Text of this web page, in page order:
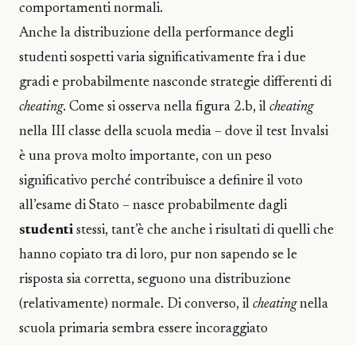
comportamenti normali.
Anche la distribuzione della performance degli
studenti sospetti varia significativamente fra i due
gradi e probabilmente nasconde strategie differenti di
cheating. Come si osserva nella figura 2.b, il cheating
nella III classe della scuola media – dove il test Invalsi
è una prova molto importante, con un peso
significativo perché contribuisce a definire il voto
all’esame di Stato – nasce probabilmente dagli
studenti stessi, tant’è che anche i risultati di quelli che
hanno copiato tra di loro, pur non sapendo se le
risposta sia corretta, seguono una distribuzione
(relativamente) normale. Di converso, il cheatingnella
scuola primaria sembra essere incoraggiato